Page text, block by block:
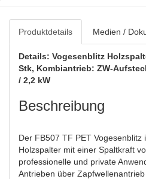
Produktdetails Medien /
Details: Vogesenblitz
Stk, Kombiantrieb: ZW-
/ 2,2 kW
Beschreibung
Der FB507 TF PET Vogesenblitz
Holzspalter mit einer Spaltkraft
professionelle und private
Antrieben über